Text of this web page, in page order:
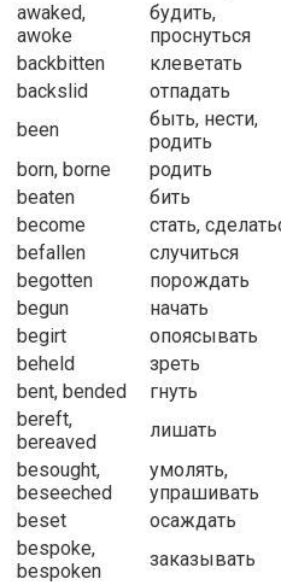
awaked,
awoke
будить,
проснуться
backbitten
клеветать
backslid
отпадать
been
быть, нести,
родить
born, borne
родить
beaten
бить
become
стать,
befallen
случиться
begotten
порождать
begun
начать
begirt
опоясывать
beheld
зреть
bent, bended
гнуть
bereft,
bereaved
лишать
besought,
beseeched
умолять,
упрашивать
beset
осаждать
bespoke,
bespoken
заказывать